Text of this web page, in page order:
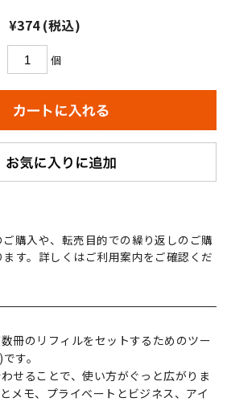
¥374(税込)
個
購入や、転売目的での繰り返しのご購
す。詳しくはご利用案内をご確認くだ
冊のリフィルをセットするためのツー
す。
せることで、使い方がぐっと広がりま
メモ、プライベートとビジネス、アイ